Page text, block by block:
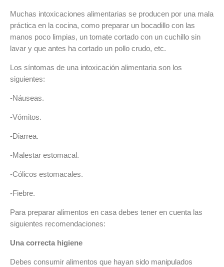
Muchas intoxicaciones alimentarias se producen por una mala
práctica en la cocina, como preparar un bocadillo con las
manos poco limpias, un tomate cortado con un cuchillo sin
lavar y que antes ha cortado un pollo crudo, etc.
Los síntomas de una intoxicación alimentaria son los
siguientes:
-Náuseas.
-Vómitos.
-Diarrea.
-Malestar estomacal.
-Cólicos estomacales.
-Fiebre.
Para preparar alimentos en casa debes tener en cuenta las
siguientes recomendaciones:
Una correcta higiene
Debes consumir alimentos que hayan sido manipulados